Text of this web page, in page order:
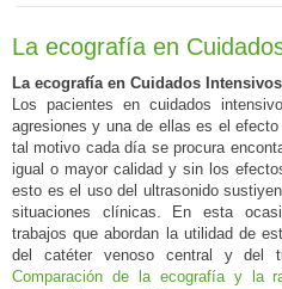
La ecografía en
La ecografía en Cuidados
Los pacientes en cuidados
agresiones y una de ellas es el
tal motivo cada día se procura
igual o mayor calidad y sin los
esto es el uso del ultrasonido
situaciones clínicas. En esta
trabajos que abordan la utilidad de
del catéter venoso central y del
Comparación de la ecografía y la